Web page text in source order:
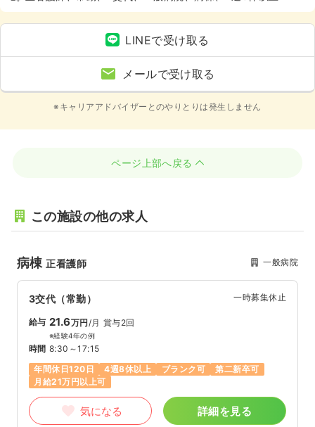
LINEで受け取る
メールで受け取る
※キャリアアドバイザーとのやりとりは発生しません
ページ上部へ戻る
この施設の他の求人
病棟正看護師 一般病院
3交代（常勤） 一時募集休止
給与 21.6万円 /月 賞与2回
※経験4年の例
時間 8:30～17:15
年間休日120日
4週8休以上 ブランク可
第二新卒可
月給21万円以上可
気になる 詳細を見る